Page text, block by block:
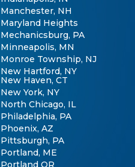
Manchester, NH
Maryland Heights
Mechanicsburg, PA
Minneapolis, MN
Monroe Township, NJ
New Hartford, NY
New Haven, CT
New York, NY
North Chicago, IL
Philadelphia, PA
Phoenix, AZ
Pittsburgh, PA
Portland, ME